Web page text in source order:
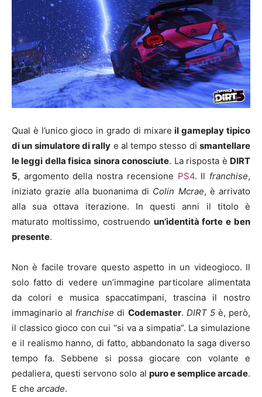
Qual è l’unico gioco in grado di mixareil gameplay tipico
di un simulatore di rally e al tempo stesso dismantellare
le leggi della fisica sinora conosciute. La risposta è DIRT
5, argomento della nostra recensione PS4. Il franchise,
iniziato grazie alla buonanima di Colin Mcrae, è arrivato
alla sua ottava iterazione. In questi anni il titolo è
maturato moltissimo, costruendo un’identità forte e ben
presente.
Non è facile trovare questo aspetto in un videogioco. Il
solo fatto di vedere un’immagine particolare alimentata
da colori e musica spaccatimpani, trascina il nostro
immaginario al franchise di Codemaster. DIRT 5è, però,
il classico gioco con cui “si va a simpatia”. La simulazione
e il realismo hanno, di fatto, abbandonato la saga diverso
tempo fa. Sebbene si possa giocare con volante e
pedaliera, questi servono solo al puro e semplice arcade.
E che arcade.